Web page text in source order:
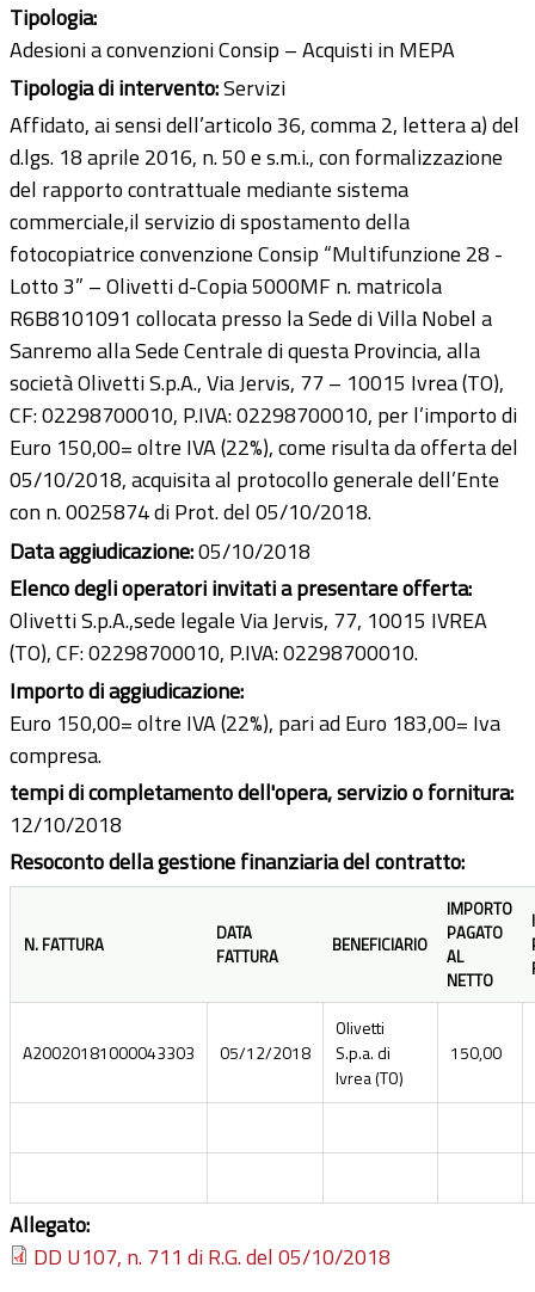
Tipologia:
Adesioni a convenzioni Consip – Acquisti in MEPA
Tipologia di intervento:Servizi
Affidato, ai sensi dell’articolo 36, comma 2, lettera a) del
d.lgs. 18 aprile 2016, n. 50 e s.m.i., con formalizzazione
del rapporto contrattuale mediante sistema
commerciale,il servizio di spostamento della
fotocopiatrice convenzione Consip “Multifunzione 28 -
Lotto 3” – Olivetti d-Copia 5000MF n. matricola
R6B8101091 collocata presso la Sede di Villa Nobel a
Sanremo alla Sede Centrale di questa Provincia, alla
società Olivetti S.p.A., Via Jervis, 77 – 10015 Ivrea (TO),
CF: 02298700010, P.IVA: 02298700010, per l’importo di
Euro 150,00= oltre IVA (22%), come risulta da offerta del
05/10/2018, acquisita al protocollo generale dell’Ente
con n. 0025874 di Prot. del 05/10/2018.
Data aggiudicazione:05/10/2018
Elenco degli operatori invitati a presentare offerta:
Olivetti S.p.A.,sede legale Via Jervis, 77, 10015 IVREA
(TO), CF: 02298700010, P.IVA: 02298700010.
Importo di aggiudicazione:
Euro 150,00= oltre IVA (22%), pari ad Euro 183,00= Iva
compresa.
tempi di completamento dell'opera, servizio o fornitura:
12/10/2018
Resoconto della gestione finanziaria del contratto:
N. FATTURA
DATA
FATTURA
BENEFICIARIO
IMPORTO
PAGATO
AL
NETTO
A20020181000043303 05/12/2018
Olivetti
S.p.a. di
Ivrea (TO)
150,00
Allegato:
DD U107, n. 711 di R.G. del 05/10/2018